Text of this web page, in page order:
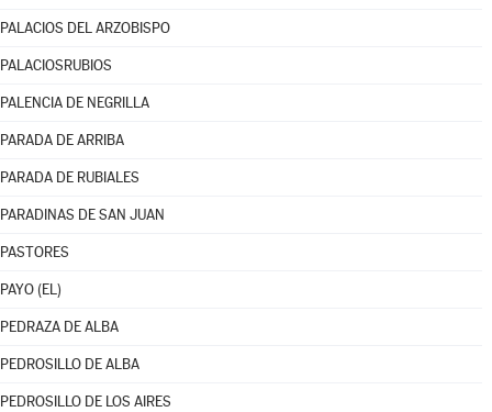
PALACIOS DEL ARZOBISPO
PALACIOSRUBIOS
PALENCIA DE NEGRILLA
PARADA DE ARRIBA
PARADA DE RUBIALES
PARADINAS DE SAN JUAN
PASTORES
PAYO (EL)
PEDRAZA DE ALBA
PEDROSILLO DE ALBA
PEDROSILLO DE LOS AIRES